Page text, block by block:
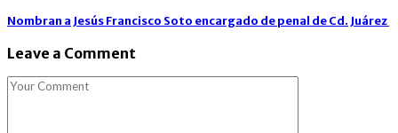
Nombran a Jesús Francisco Soto encargado de penal de Cd. Juárez
Leave a Comment